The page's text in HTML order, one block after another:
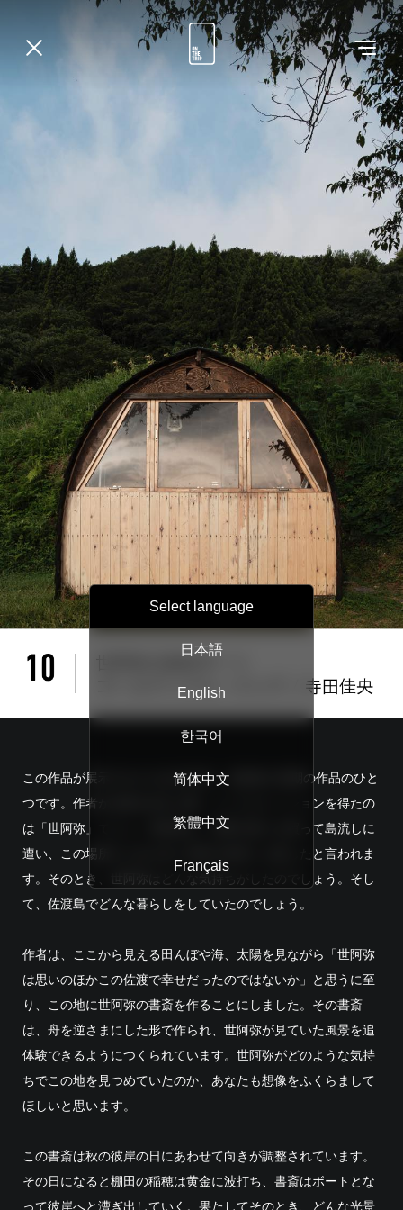
この作品が展示されたのは2016年、芸術祭の初期の作品のひと
つです。作者が佐渡を訪れた際、インスピレーションを得たの
は「世阿弥」でした。世阿弥は、将軍の怒りを買って島流しに
遭い、この場所からほど近い多田の海岸に上陸したと言われま
す。そのとき、世阿弥はどんな気持ちがしたのでしょう。そし
て、佐渡島でどんな暮らしをしていたのでしょう。
作者は、ここから見える田んぼや海、太陽を見ながら「世阿弥
は思いのほかこの佐渡で幸せだったのではないか」と思うに至
り、この地に世阿弥の書斎を作ることにしました。その書斎
は、舟を逆さまにした形で作られ、世阿弥が見ていた風景を追
体験できるようにつくられています。世阿弥がどのような気持
ちでこの地を見つめていたのか、あなたも想像をふくらまして
ほしいと思います。
この書斎は秋の彼岸の日にあわせて向きが調整されています。
その日になると棚田の稲穂は黄金に波打ち、書斎はボートとな
って彼岸へと漕ぎ出していく。果たしてそのとき、どんな光景
Select language
日本語
English
한국어
简体中文
繁體中文
Français